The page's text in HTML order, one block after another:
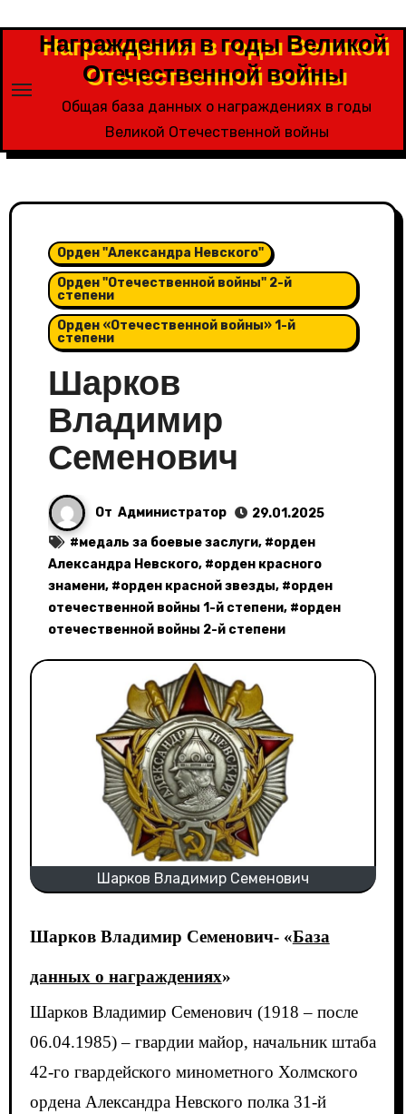
содержимому
Награждения в годы Великой
Отечественной войны
Общая база данных о награждениях в годы
Великой Отечественной войны
Орден "Александра Невского"
Орден "Отечественной войны" 2-й
степени
Орден «Отечественной войны» 1-й
степени
Шарков
Владимир
Семенович
От Администратор
29.01.2025
#медаль за боевые заслуги, #орден
Александра Невского, #орден красного
знамени, #орден красной звезды, #орден
отечественной войны 1-й степени, #орден
отечественной войны 2-й степени
Шарков Владимир Семенович
Шарков Владимир Семенович- «База
данных о награждениях»
Шарков Владимир Семенович (1918 – после
06.04.1985) – гвардии майор, начальник штаба
42-го гвардейского минометного Холмского
ордена Александра Невского полка 31-й